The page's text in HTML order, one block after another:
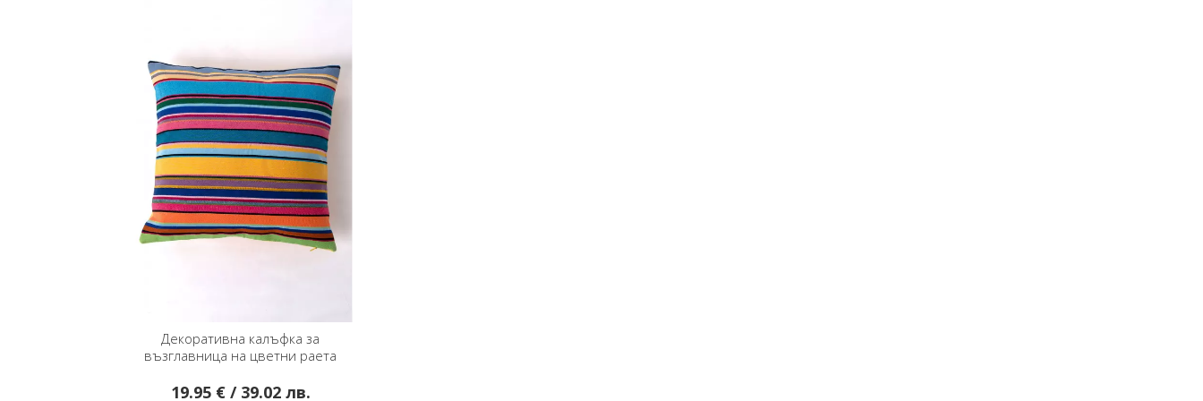
Декоративна калъфка за
възглавница на цветни раета
19.95 € / 39.02 лв.